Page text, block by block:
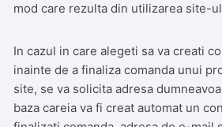
mod care rezulta din utilizarea site-
In cazul in care alegeti sa va creati
inainte de a finaliza comanda unui
site, se va solicita adresa
baza careia va fi creat automat un